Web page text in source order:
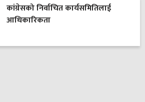
कांग्रेसको निर्वाचित कार्यसमितिलाई
आधिकारिकता